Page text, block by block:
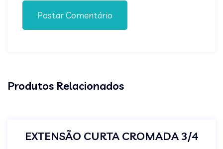
Postar Comentário
Produtos Relacionados
EXTENSÃO CURTA CROMADA 3/4